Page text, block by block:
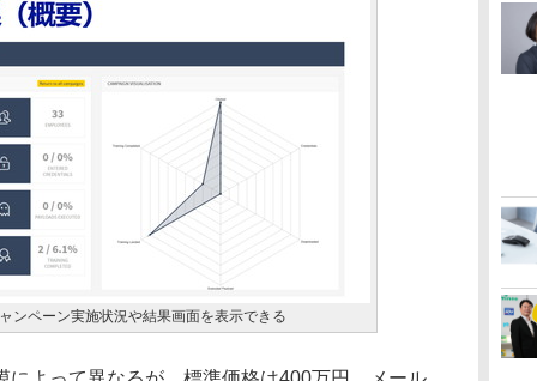
ンペーン実施状況や結果画面を表示できる